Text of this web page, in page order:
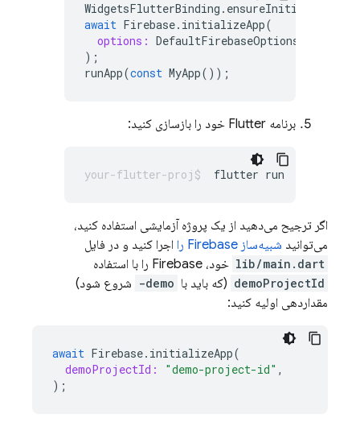
WidgetsFlutterBinding . ensureInitialized
await Firebase. initializeApp(
options: DefaultFirebaseOptions
);
runApp(const MyApp());
برنامه Flutter خود را بازسازی کنید:
flutter
اگر ترجیح می‌دهید از یک پروژه آزمایشی استفاده کنید،
می‌توانید شبیه‌ساز Firebase را اجرا کنید و در فایل
lib/main.dart خود، Firebase را با استفاده
demoProjectId (که باید با demo-
شروع شود)
مقداردهی اولیه کنید:
await Firebase. initializeApp(
demoProjectId:
"demo-project-id" ,
);